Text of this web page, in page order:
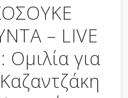
– LIVE
Ομιλία για